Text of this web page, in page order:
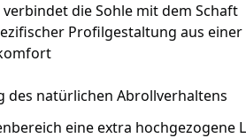
die Sohle mit dem Schaft
Profil­ge­staltung aus
natürlichen Abrollverhaltens
eine extra hoch­ge­zogene